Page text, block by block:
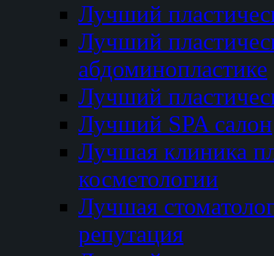
Лучший
Лучший
абдоминопластике
Лучший
Лучший SPA салон
Лучшая клиника
косметологии
Лучшая
репутация